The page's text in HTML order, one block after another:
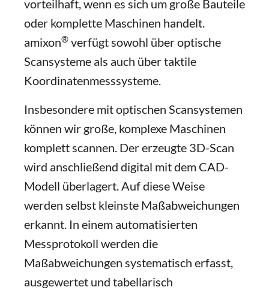
vorteilhaft, wenn es sich um große Bauteile
oder komplette Maschinen handelt.
amixon® verfügt sowohl über optische
Scansysteme als auch über taktile
Koordinatenmesssysteme.
Insbesondere mit optischen Scansystemen
können wir große, komplexe Maschinen
komplett scannen. Der erzeugte 3D-Scan
wird anschließend digital mit dem CAD-
Modell überlagert. Auf diese Weise
werden selbst kleinste Maßabweichungen
erkannt. In einem automatisierten
Messprotokoll werden die
Maßabweichungen systematisch erfasst,
ausgewertet und tabellarisch